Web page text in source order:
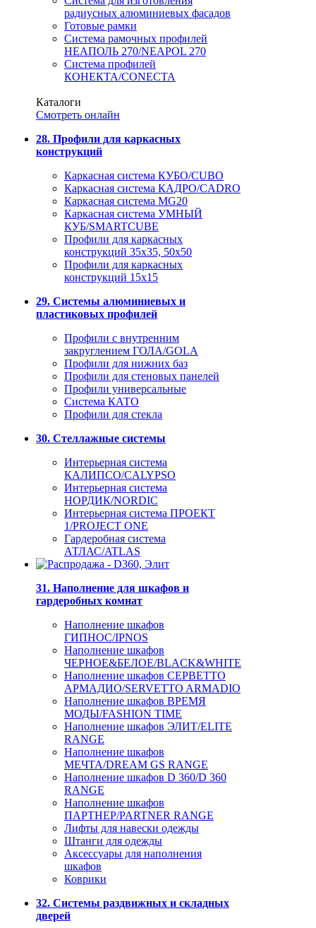
радиусных алюминиевых фасадов
Готовые рамки
Система рамочных профилей
НЕАПОЛЬ 270/NEAPOL 270
Система профилей
КОНЕКТА/CONECTA
Каталоги
Смотреть онлайн
28. Профили для каркасных
конструкций
Каркасная система КУБО/CUBO
Каркасная система КАДРО/CADRO
Каркасная система MG20
Каркасная система УМНЫЙ
КУБ/SMARTCUBE
Профили для каркасных
конструкций 35x35, 50x50
Профили для каркасных
конструкций 15х15
29. Системы алюминиевых и
пластиковых профилей
Профили с внутренним
закруглением ГОЛА/GOLA
Профили для нижних баз
Профили для стеновых панелей
Профили универсальные
Система КАТО
Профили для стекла
30. Стеллажные системы
Интерьерная система
КАЛИПСО/CALYPSO
Интерьерная система
НОРДИК/NORDIC
Интерьерная система ПРОЕКТ
1/PROJECT ONE
Гардеробная система
АТЛАС/ATLAS
31. Наполнение для шкафов и
гардеробных комнат
Наполнение шкафов
ГИПНОС/IPNOS
Наполнение шкафов
ЧЕРНОЕ&БЕЛОЕ/BLACK&WHITE
Наполнение шкафов СЕРВЕТТО
АРМАДИО/SERVETTO ARMADIO
Наполнение шкафов ВРЕМЯ
МОДЫ/FASHION TIME
Наполнение шкафов ЭЛИТ/ELITE
RANGE
Наполнение шкафов
МЕЧТА/DREAM GS RANGE
Наполнение шкафов D 360/D 360
RANGE
Наполнение шкафов
ПАРТНЕР/PARTNER RANGE
Лифты для навески одежды
Штанги для одежды
Аксессуары для наполнения
шкафов
Коврики
32. Системы раздвижных и складных
дверей